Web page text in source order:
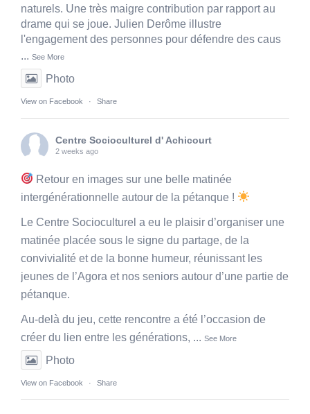
naturels. Une très maigre contribution par rapport au
drame qui se joue. Julien Derôme illustre
l'engagement des personnes pour défendre des caus
... See More
Photo
View on Facebook · Share
Centre Socioculturel d' Achicourt
2 weeks ago
Retour en images sur une belle matinée
intergénérationnelle autour de la pétanque !
Le Centre Socioculturel a eu le plaisir d’organiser une
matinée placée sous le signe du partage, de la
convivialité et de la bonne humeur, réunissant les
jeunes de l’Agora et nos seniors autour d’une partie de
pétanque.
Au-delà du jeu, cette rencontre a été l’occasion de
créer du lien entre les générations, ... See More
Photo
View on Facebook · Share